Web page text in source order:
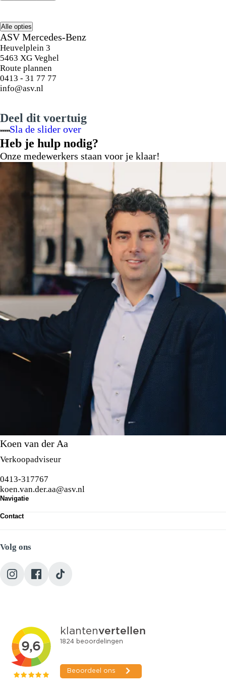
Alle opties
ASV Mercedes-Benz
Heuvelplein 3
5463 XG Veghel
Route plannen
0413 - 31 77 77
info@asv.nl
Deel dit voertuig
Heb je hulp nodig?
Onze medewerkers staan voor je klaar!
Sla de slider over
Koen van der Aa
Verkoopadviseur
0413-317767
koen.van.der.aa@asv.nl
Navigatie
Werkplaats
Vacatures
Contact
+31 (0) 413 317752
Volg ons